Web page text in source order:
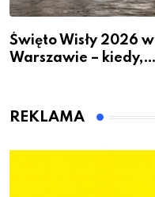
Święto Wisły 2026 w
Warszawie – kiedy,
REKLAMA